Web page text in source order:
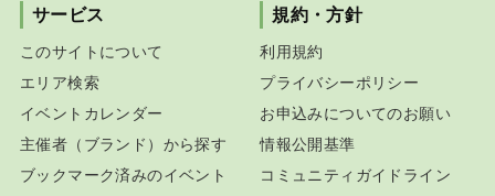
サービス
このサイトについて
エリア検索
イベントカレンダー
主催者（ブランド）から探す
ブックマーク済みのイベント
規約・方針
利用規約
プライバシーポリシー
お申込みについてのお願い
情報公開基準
コミュニティガイドライン